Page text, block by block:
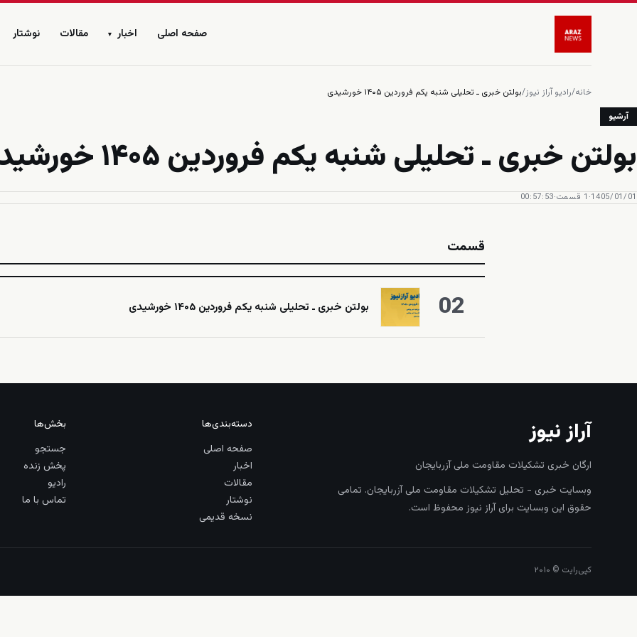
صفحه اصلی اخبار ▾ مقالات نوشتار
خانه/رادیو آراز نیوز/
آرشیو
1405/01/01
· 1 قسمت ·
00:57:53
قسمت
02
آراز نیوز
ارگان خبری تشکیلات مقاومت ملی آزربایجان
وبسایت خبری - تحلیل تشکیلات مقاومت ملی آزربایجان. تمامی
حقوق این وبسایت برای آراز نیوز محفوظ است.
دسته‌بندی‌ها
صفحه اصلی
اخبار
مقالات
نوشتار
نسخه قدیمی
بخش‌ها
جستجو
پخش زنده
رادیو
تماس با ما
کپی‌رایت © ۲۰۱۰